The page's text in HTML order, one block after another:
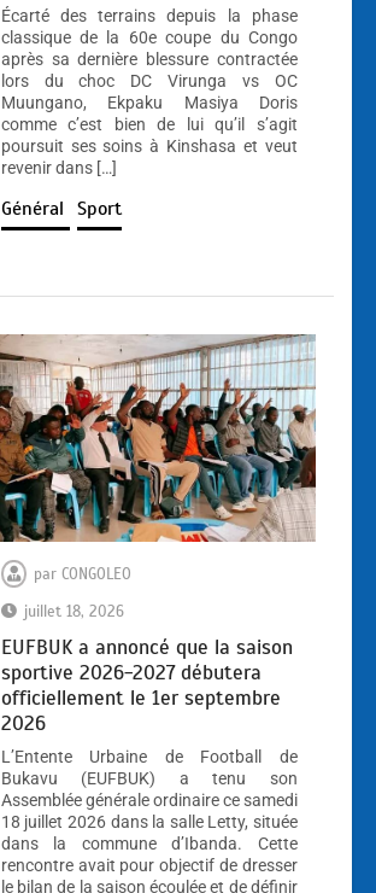
Écarté des terrains depuis la phase
classique de la 60e coupe du Congo
après sa dernière blessure contractée
lors du choc DC Virunga vs OC
Muungano, Ekpaku Masiya Doris
comme c’est bien de lui qu’il s’agit
poursuit ses soins à Kinshasa et veut
revenir dans […]
Général Sport
par CONGOLEO
juillet 18, 2026
EUFBUK a annoncé que la saison
sportive 2026-2027 débutera
officiellement le 1er septembre
2026
L’Entente Urbaine de Football de
Bukavu (EUFBUK) a tenu son
Assemblée générale ordinaire ce samedi
18 juillet 2026 dans la salle Letty, située
dans la commune d’Ibanda. Cette
rencontre avait pour objectif de dresser
le bilan de la saison écoulée et de définir